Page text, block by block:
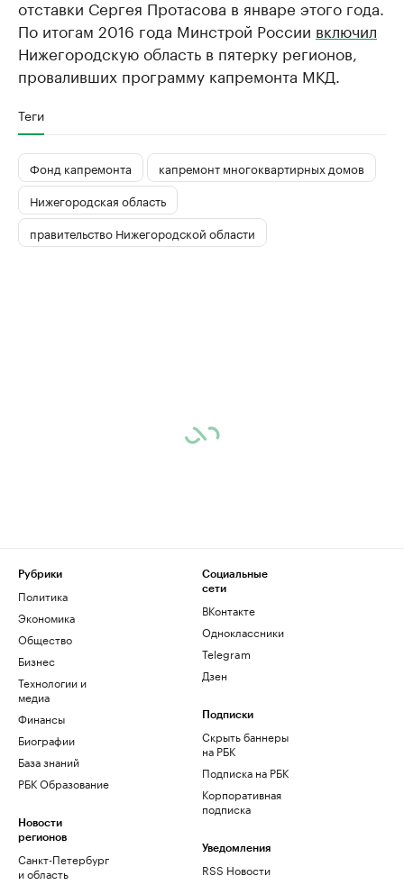
отставки Сергея Протасова в январе этого года.
По итогам 2016 года Минстрой России включил
Нижегородскую область в пятерку регионов,
проваливших программу капремонта МКД.
Теги
Фонд капремонта
капремонт многоквартирных домов
Нижегородская область
правительство Нижегородской области
Рубрики
Политика
Экономика
Общество
Бизнес
Технологии и
медиа
Финансы
Биографии
База знаний
РБК Образование
Новости
регионов
Санкт-Петербург
и область
Социальные
сети
ВКонтакте
Одноклассники
Telegram
Дзен
Подписки
Скрыть баннеры
на РБК
Подписка на РБК
Корпоративная
подписка
Уведомления
RSS Новости